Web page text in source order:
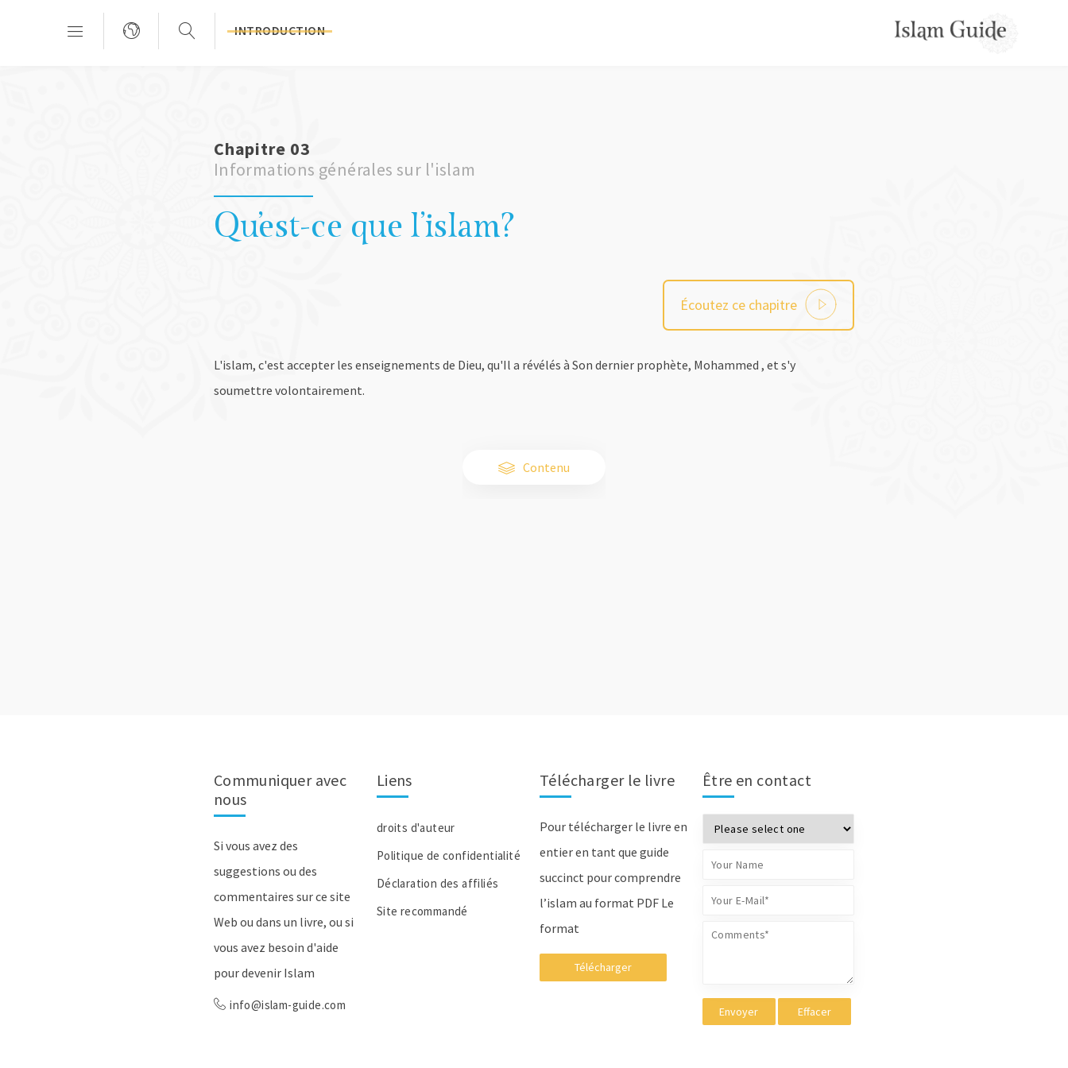
INTRODUCTION
Chapitre 03
Informations générales sur l'islam
Qu'est-ce que l'islam?
Écoutez ce chapitre
L'islam, c'est accepter les enseignements de Dieu, qu'Il a révélés à Son dernier prophète, Mohammed , et s'y
soumettre volontairement.
Contenu
Communiquer avec
nous
Si vous avez des
suggestions ou des
commentaires sur ce site
Web ou dans un livre, ou si
vous avez besoin d'aide
pour devenir Islam
info@islam-guide.com
Liens
droits d'auteur
Politique de confidentialité
Déclaration des affiliés
Site recommandé
Télécharger le livre
Pour télécharger le livre en
entier en tant que guide
succinct pour comprendre
l’islam au format PDF Le
format
Télécharger
Être en contact
Envoyer Effacer